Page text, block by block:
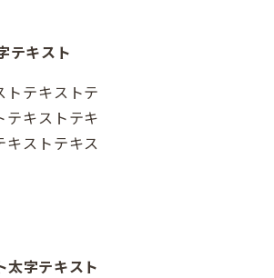
テキスト
テキストテ
キストテキ
ストテキス
太字テキスト